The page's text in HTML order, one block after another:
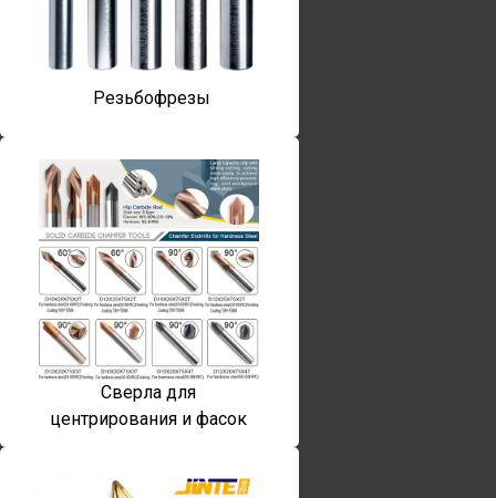
Резьбофрезы
Сверла для
центрирования и фасок